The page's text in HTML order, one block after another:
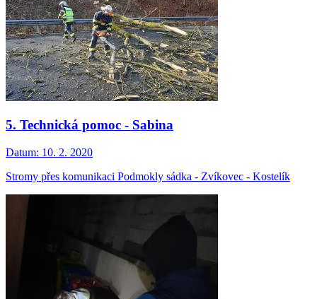
5. Technická pomoc - Sabina
Datum: 10. 2. 2020
Stromy přes komunikaci Podmokly sádka - Zvíkovec - Kostelík